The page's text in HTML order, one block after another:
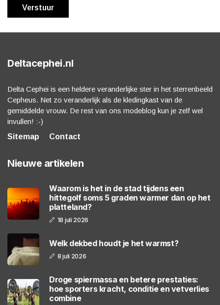
Verstuur
Deltacephei.nl
Delta Cephei is een heldere veranderlijke ster in het sterrenbeeld
Cepheus. Net zo veranderlijk als de kledingkast van de
gemiddelde vrouw. De rest van ons modeblog kun je zelf wel
invullen! :-)
Sitemap
Contact
Nieuwe artikelen
Waarom is het in de stad tijdens een
hittegolf soms 5 graden warmer dan op het
platteland?
18 juli 2026
Welk dekbed houdt je het warmst?
8 juli 2026
Droge spiermassa en betere prestaties:
hoe sporters kracht, conditie en vetverlies
combine